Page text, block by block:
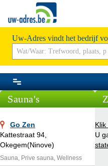
Uw-Adres vindt het bedrijf
Sauna's
Go Zen
Kattestraat 94,
Okegem(Ninove)
Sauna, Prive sauna, Wellness
U